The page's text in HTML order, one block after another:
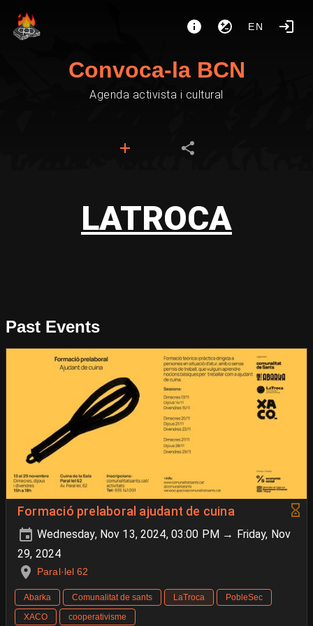
EN
Convoca-la BCN
Agenda activista i cultural
LATROCA
Past Events
Formació prelaboral ajudant de cuina
Wednesday, Nov 13, 2024, 03:00 PM → Friday, Nov
29, 2024
Paral·lel 62
Abarka Comunalitat de sants LaTroca
PobleSec
XACO
cooperativisme